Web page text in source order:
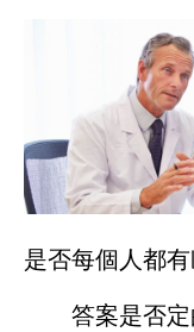
是否每個人都
答案是否定